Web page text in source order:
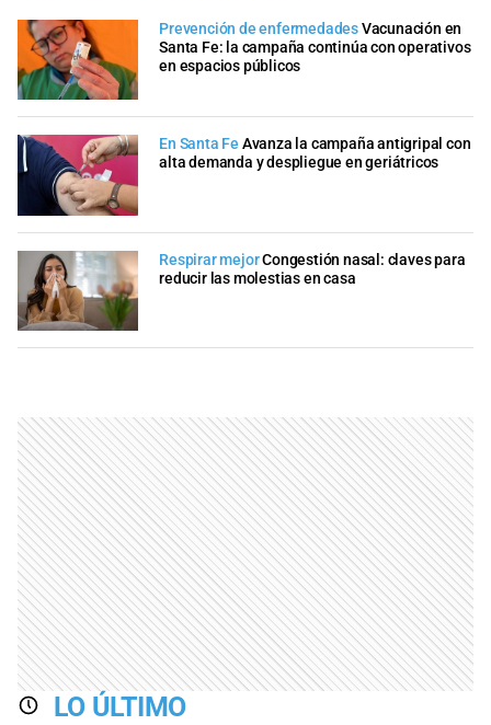
Prevención de enfermedadesVacunación en
Santa Fe: la campaña continúa con operativos
en espacios públicos
En Santa Fe Avanza la campaña antigripal con
alta demanda y despliegue en geriátricos
Respirar mejorCongestión nasal: claves para
reducir las molestias en casa
LO ÚLTIMO